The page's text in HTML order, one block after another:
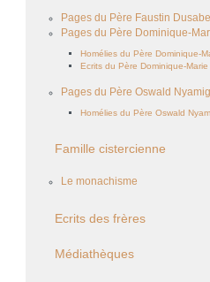
Pages du Père Faustin Dusabe
Pages du Père Dominique-
Homélies du Père Dominique-
Ecrits du Père Dominique-Marie
Pages du Père Oswald
Homélies du Père Oswald
Famille cistercienne
Le monachisme
Ecrits des frères
Médiathèques